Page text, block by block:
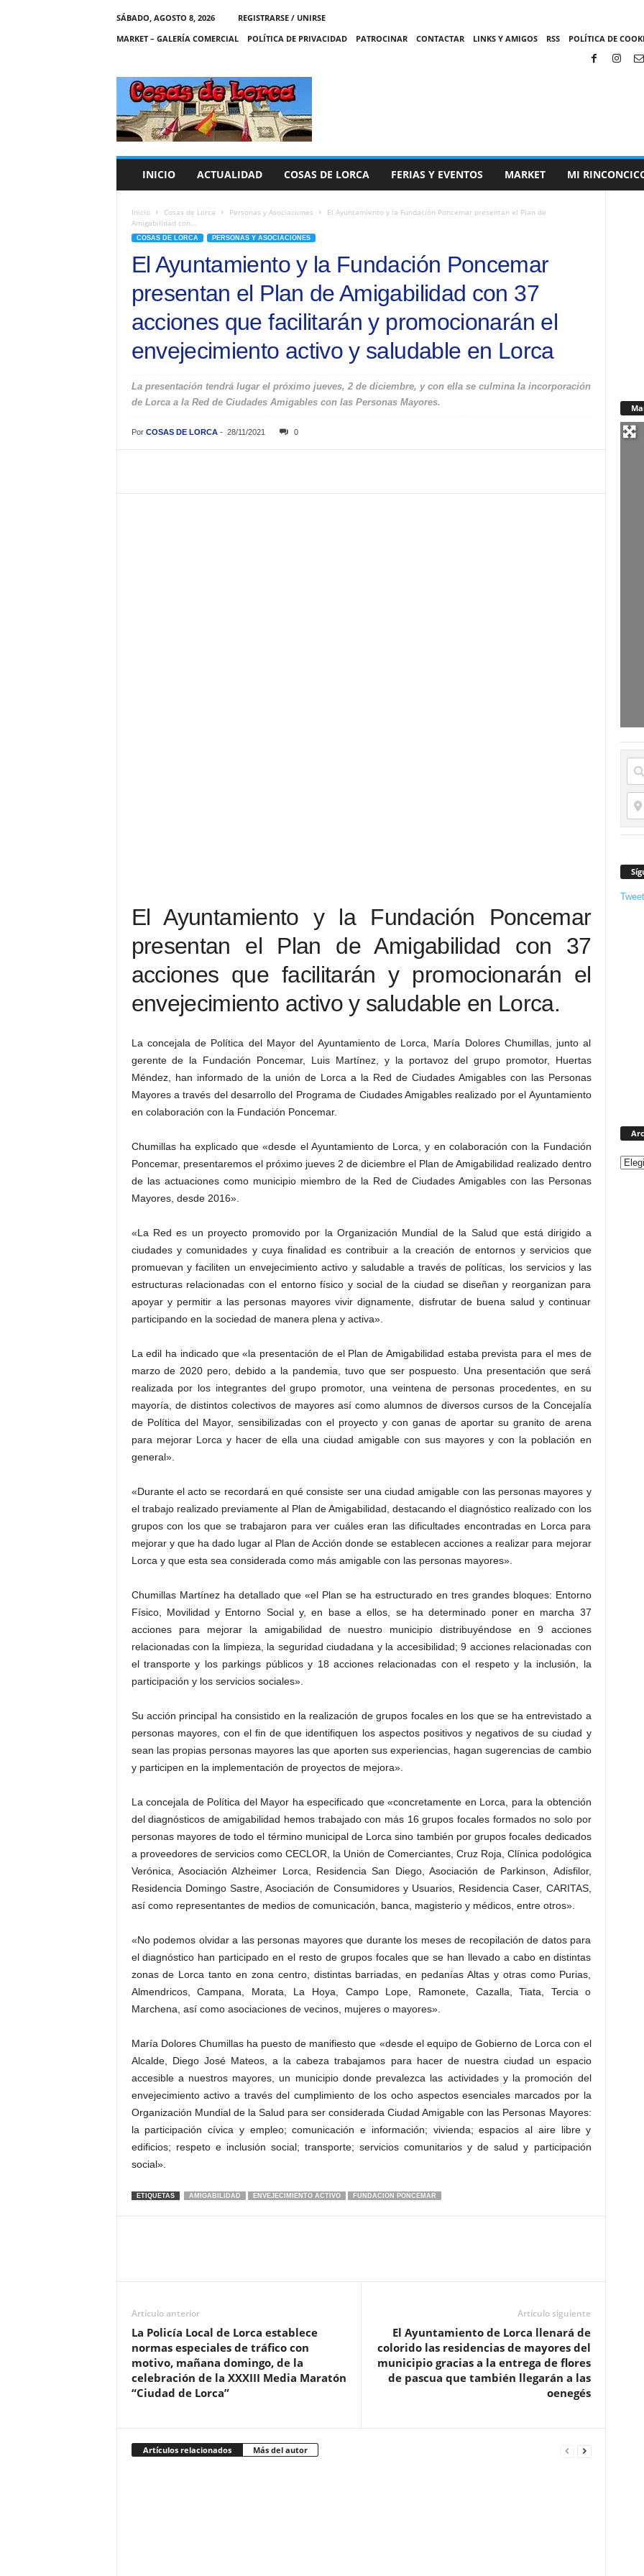
SÁBADO, AGOSTO 8, 2026
REGISTRARSE / UNIRSE
MARKET – GALERÍA COMERCIAL
POLÍTICA DE PRIVACIDAD PATROCINAR CONTACTAR LINKS Y AMIGOS RSS POLÍTICA DE
C
A
S
INICIO ACTUALIDAD COSAS DE LORCA FERIAS Y EVENTOS MARKET MI
Inicio Cosas de Lorca Personas y Asociaciones
El Ayuntamiento y la Fundación Poncemar presentan el Plan de
Amigabilidad con...
COSAS DE LORCA PERSONAS Y ASOCIACIONES
El Ayuntamiento y la Fundación Poncemar
presentan el Plan de Amigabilidad con 37
acciones que facilitarán y promocionarán el
envejecimiento activo y saludable en Lorca
La presentación tendrá lugar el próximo jueves, 2 de diciembre, y con ella se culmina la incorporación
de Lorca a la Red de Ciudades Amigables con las Personas Mayores.
Por COSAS DE LORCA- 28/11/2021 0
El Ayuntamiento y la Fundación Poncemar
presentan el Plan de Amigabilidad con 37
acciones que facilitarán y promocionarán el
envejecimiento activo y saludable en Lorca.
La concejala de Política del Mayor del Ayuntamiento de Lorca, María Dolores Chumillas, junto al
gerente de la Fundación Poncemar, Luis Martínez, y la portavoz del grupo promotor, Huertas
Méndez, han informado de la unión de Lorca a la Red de Ciudades Amigables con las Personas
Mayores a través del desarrollo del Programa de Ciudades Amigables realizado por el Ayuntamiento
en colaboración con la Fundación Poncemar.
Chumillas ha explicado que «desde el Ayuntamiento de Lorca, y en colaboración con la Fundación
Poncemar, presentaremos el próximo jueves 2 de diciembre el Plan de Amigabilidad realizado dentro
de las actuaciones como municipio miembro de la Red de Ciudades Amigables con las Personas
Mayores, desde 2016».
«La Red es un proyecto promovido por la Organización Mundial de la Salud que está dirigido a
ciudades y comunidades y cuya finalidad es contribuir a la creación de entornos y servicios que
promuevan y faciliten un envejecimiento activo y saludable a través de políticas, los servicios y las
estructuras relacionadas con el entorno físico y social de la ciudad se diseñan y reorganizan para
apoyar y permitir a las personas mayores vivir dignamente, disfrutar de buena salud y continuar
participando en la sociedad de manera plena y activa».
La edil ha indicado que «la presentación de el Plan de Amigabilidad estaba prevista para el mes de
marzo de 2020 pero, debido a la pandemia, tuvo que ser pospuesto. Una presentación que será
realizada por los integrantes del grupo promotor, una veintena de personas procedentes, en su
mayoría, de distintos colectivos de mayores así como alumnos de diversos cursos de la Concejalía
de Política del Mayor, sensibilizadas con el proyecto y con ganas de aportar su granito de arena
para mejorar Lorca y hacer de ella una ciudad amigable con sus mayores y con la población en
general».
«Durante el acto se recordará en qué consiste ser una ciudad amigable con las personas mayores y
el trabajo realizado previamente al Plan de Amigabilidad, destacando el diagnóstico realizado con los
grupos con los que se trabajaron para ver cuáles eran las dificultades encontradas en Lorca para
mejorar y que ha dado lugar al Plan de Acción donde se establecen acciones a realizar para mejorar
Lorca y que esta sea considerada como más amigable con las personas mayores».
Chumillas Martínez ha detallado que «el Plan se ha estructurado en tres grandes bloques: Entorno
Físico, Movilidad y Entorno Social y, en base a ellos, se ha determinado poner en marcha 37
acciones para mejorar la amigabilidad de nuestro municipio distribuyéndose en 9 acciones
relacionadas con la limpieza, la seguridad ciudadana y la accesibilidad; 9 acciones relacionadas con
el transporte y los parkings públicos y 18 acciones relacionadas con el respeto y la inclusión, la
participación y los servicios sociales».
Su acción principal ha consistido en la realización de grupos focales en los que se ha entrevistado a
personas mayores, con el fin de que identifiquen los aspectos positivos y negativos de su ciudad y
sean las propias personas mayores las que aporten sus experiencias, hagan sugerencias de cambio
y participen en la implementación de proyectos de mejora».
La concejala de Política del Mayor ha especificado que «concretamente en Lorca, para la obtención
del diagnósticos de amigabilidad hemos trabajado con más 16 grupos focales formados no solo por
personas mayores de todo el término municipal de Lorca sino también por grupos focales dedicados
a proveedores de servicios como CECLOR, la Unión de Comerciantes, Cruz Roja, Clínica podológica
Verónica, Asociación Alzheimer Lorca, Residencia San Diego, Asociación de Parkinson, Adisfilor,
Residencia Domingo Sastre, Asociación de Consumidores y Usuarios, Residencia Caser, CARITAS,
así como representantes de medios de comunicación, banca, magisterio y médicos, entre otros».
«No podemos olvidar a las personas mayores que durante los meses de recopilación de datos para
el diagnóstico han participado en el resto de grupos focales que se han llevado a cabo en distintas
zonas de Lorca tanto en zona centro, distintas barriadas, en pedanías Altas y otras como Purias,
Almendricos, Campana, Morata, La Hoya, Campo Lope, Ramonete, Cazalla, Tiata, Tercia o
Marchena, así como asociaciones de vecinos, mujeres o mayores».
María Dolores Chumillas ha puesto de manifiesto que «desde el equipo de Gobierno de Lorca con el
Alcalde, Diego José Mateos, a la cabeza trabajamos para hacer de nuestra ciudad un espacio
accesible a nuestros mayores, un municipio donde prevalezca las actividades y la promoción del
envejecimiento activo a través del cumplimiento de los ocho aspectos esenciales marcados por la
Organización Mundial de la Salud para ser considerada Ciudad Amigable con las Personas Mayores:
la participación cívica y empleo; comunicación e información; vivienda; espacios al aire libre y
edificios; respeto e inclusión social; transporte; servicios comunitarios y de salud y participación
social».
ETIQUETAS AMIGABILIDAD ENVEJECIMIENTO ACTIVO FUNDACION PONCEMAR
Artículo anterior
La Policía Local de Lorca establece
normas especiales de tráfico con
motivo, mañana domingo, de la
celebración de la XXXIII Media Maratón
“Ciudad de Lorca”
Artículo siguiente
El Ayuntamiento de Lorca llenará de
colorido las residencias de mayores del
municipio gracias a la entrega de flores
de pascua que también llegarán a las
oenegés
Artículos relacionados Más del autor